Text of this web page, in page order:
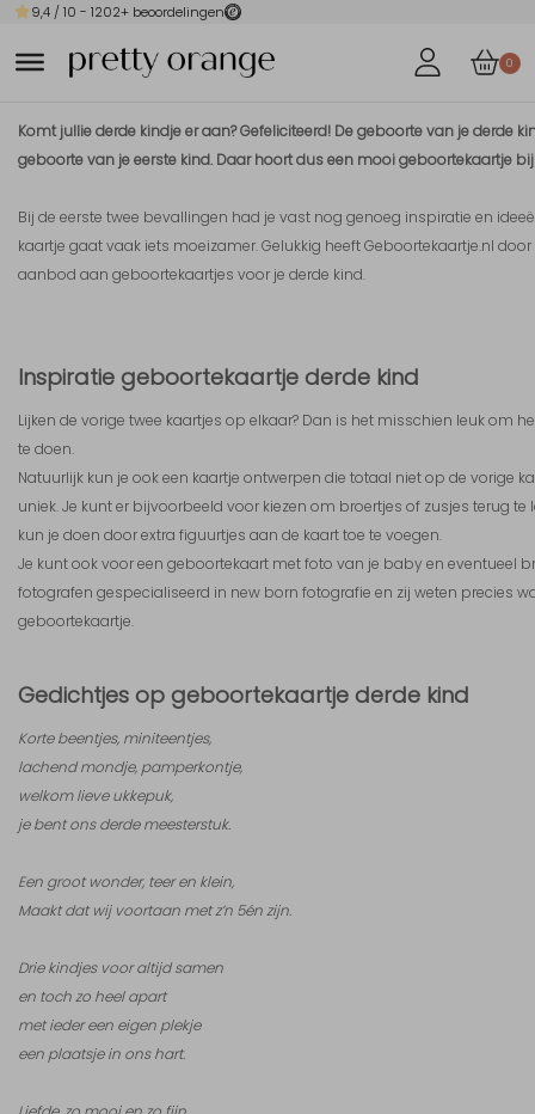
9,4 / 10 - 1202+ beoordelingen
0
Komt jullie derde kindje er aan? Gefeliciteerd! De geboorte van je derde
geboorte van je eerste kind. Daar hoort dus een mooi geboortekaartje
Bij de eerste twee bevallingen had je vast nog genoeg inspiratie en
kaartje gaat vaak iets moeizamer. Gelukkig heeft Geboortekaartje.nl
aanbod aan geboortekaartjes voor je derde kind.
Inspiratie geboortekaartje derde kind
Lijken de vorige twee kaartjes op elkaar? Dan is het misschien leuk om
te doen.
Natuurlijk kun je ook een kaartje ontwerpen die totaal niet op de vorige
uniek. Je kunt er bijvoorbeeld voor kiezen om broertjes of zusjes terug te
kun je doen door extra figuurtjes aan de kaart toe te voegen.
Je kunt ook voor een geboortekaart met foto van je baby en eventueel
fotografen gespecialiseerd in new born fotografie en zij weten precies
geboortekaartje.
Gedichtjes op geboortekaartje derde kind
Korte beentjes, miniteentjes,
lachend mondje, pamperkontje,
welkom lieve ukkepuk,
je bent ons derde meesterstuk.
Een groot wonder, teer en klein,
Maakt dat wij voortaan met z’n 5én zijn.
Drie kindjes voor altijd samen
en toch zo heel apart
met ieder een eigen plekje
een plaatsje in ons hart.